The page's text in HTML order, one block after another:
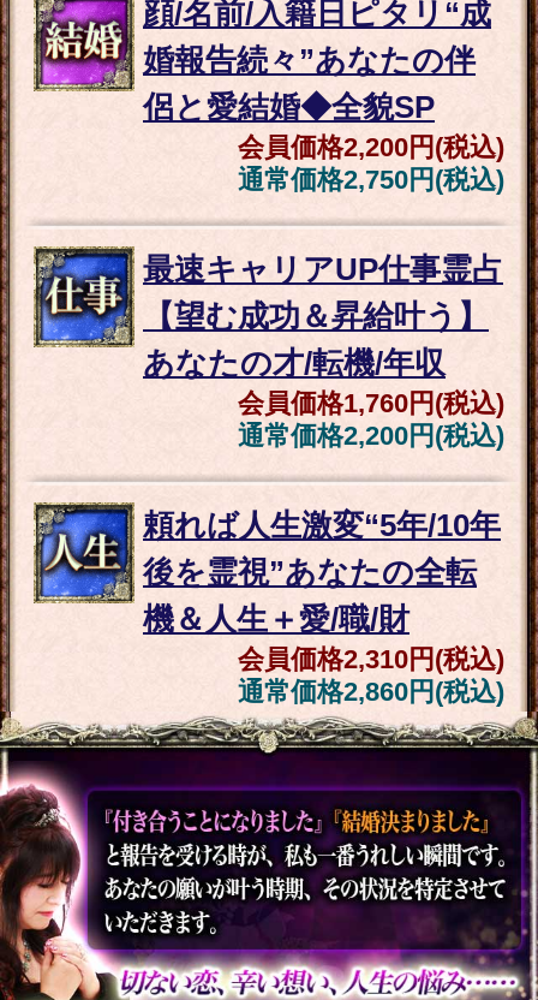
会員価格2,310円(税込)
通常価格2,860円(税込)
最速キャリアUP仕事霊占
【望む成功＆昇給叶う】
あなたの才/転機/年収
会員価格1,760円(税込)
仕事/恋愛/人間関係【次あ
なたが直面する重大局面
○月○日】起こる事
会員価格660円(税込)
通常価格880円(税込)